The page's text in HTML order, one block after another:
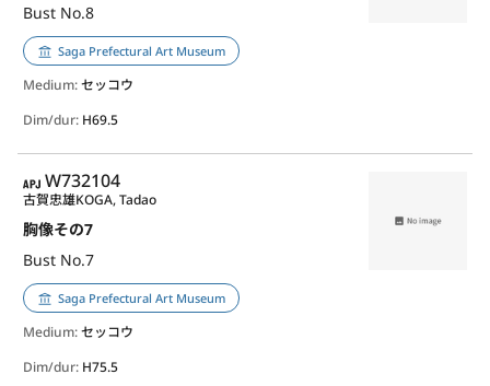
Bust No.8
Saga Prefectural Art Museum
Medium:セッコウ
Dim/dur: H69.5
APJ
W732104
胸像その7
Bust No.7
古賀忠雄KOGA, Tadao
Saga Prefectural Art Museum
Medium:セッコウ
Dim/dur: H75.5